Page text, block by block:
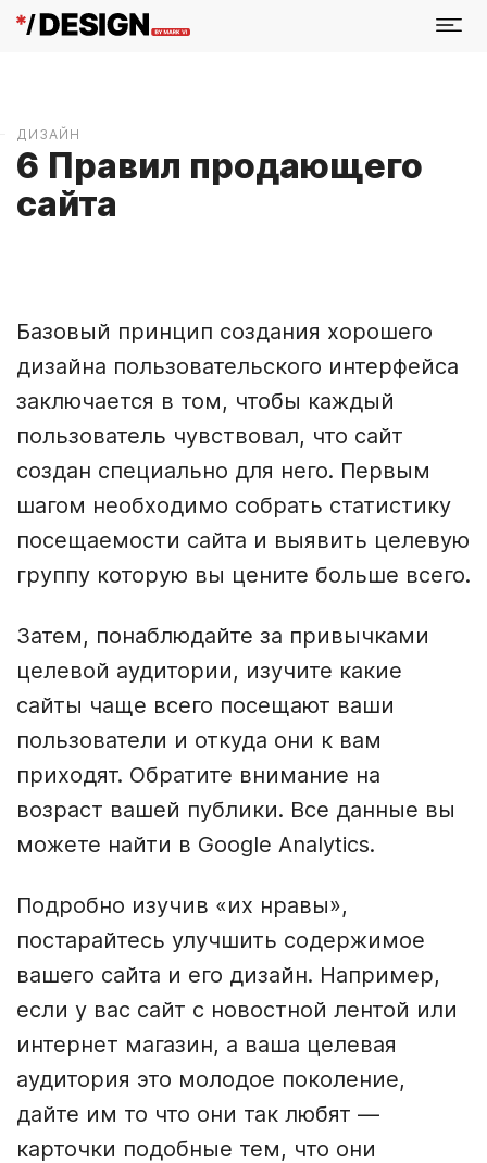
ДИЗАЙН
6 Правил продающего
сайта
Базовый принцип создания хорошего
дизайна пользовательского интерфейса
заключается в том, чтобы каждый
пользователь чувствовал, что сайт
создан специально для него. Первым
шагом необходимо собрать статистику
посещаемости сайта и выявить целевую
группу которую вы цените больше всего.
Затем, понаблюдайте за привычками
целевой аудитории, изучите какие
сайты чаще всего посещают ваши
пользователи и откуда они к вам
приходят. Обратите внимание на
возраст вашей публики. Все данные вы
можете найти в Google Analytics.
Подробно изучив «их нравы»,
постарайтесь улучшить содержимое
вашего сайта и его дизайн. Например,
если у вас сайт с новостной лентой или
интернет магазин, а ваша целевая
аудитория это молодое поколение,
дайте им то что они так любят —
карточки подобные тем, что они